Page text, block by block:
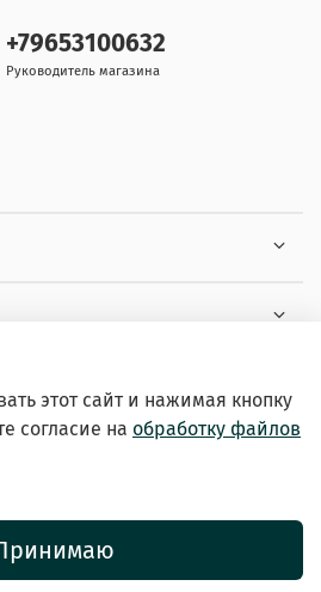
+79653100632
Руководитель магазина
этот сайт и нажимая кнопку
согласие на обработку файлов